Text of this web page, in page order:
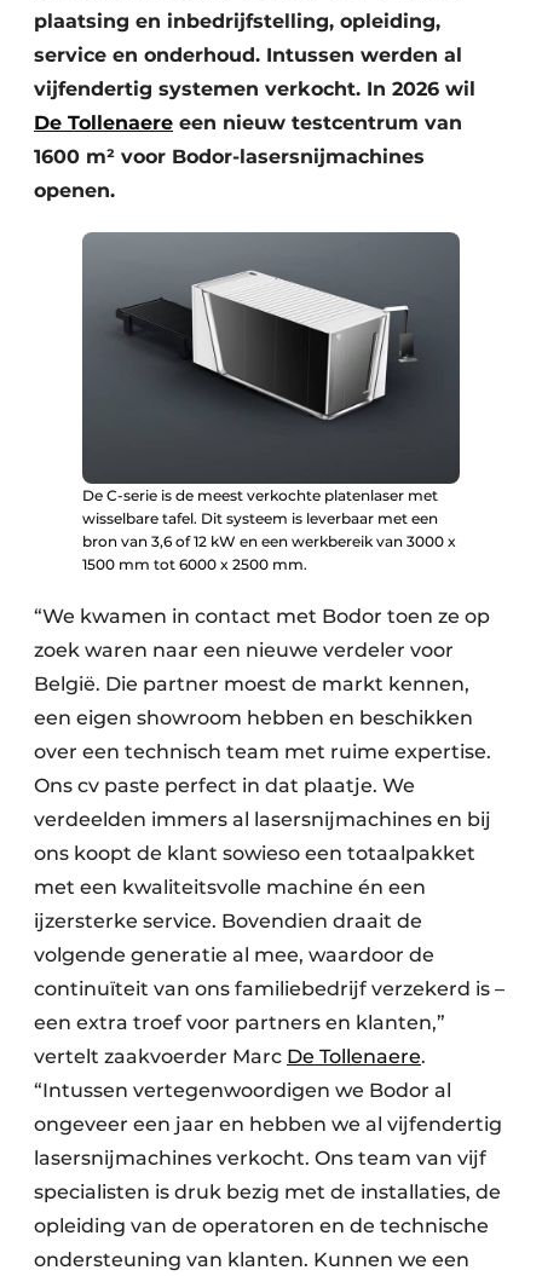
plaatsing en inbedrijfstelling, opleiding,
service en onderhoud. Intussen werden al
vijfendertig systemen verkocht. In 2026 wil
De Tollenaere een nieuw testcentrum van
1600 m² voor Bodor-lasersnijmachines
openen.
De C-serie is de meest verkochte platenlaser met
wisselbare tafel. Dit systeem is leverbaar met een
bron van 3,6 of 12 kW en een werkbereik van 3000 x
1500 mm tot 6000 x 2500 mm.
“We kwamen in contact met Bodor toen ze op
zoek waren naar een nieuwe verdeler voor
België. Die partner moest de markt kennen,
een eigen showroom hebben en beschikken
over een technisch team met ruime expertise.
Ons cv paste perfect in dat plaatje. We
verdeelden immers al lasersnijmachines en bij
ons koopt de klant sowieso een totaalpakket
met een kwaliteitsvolle machine én een
ijzersterke service. Bovendien draait de
volgende generatie al mee, waardoor de
continuïteit van ons familiebedrijf verzekerd is –
een extra troef voor partners en klanten,”
vertelt zaakvoerder Marc De Tollenaere.
“Intussen vertegenwoordigen we Bodor al
ongeveer een jaar en hebben we al vijfendertig
lasersnijmachines verkocht. Ons team van vijf
specialisten is druk bezig met de installaties, de
opleiding van de operatoren en de technische
ondersteuning van klanten. Kunnen we een